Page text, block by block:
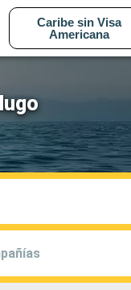
Caribe sin Visa
Americana